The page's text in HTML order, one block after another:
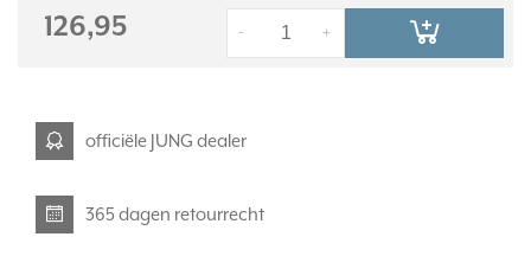
126,95 +
-
officiële JUNG dealer
365 dagen retourrecht